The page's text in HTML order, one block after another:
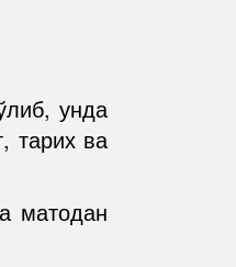
унда
тарих ва
матодан